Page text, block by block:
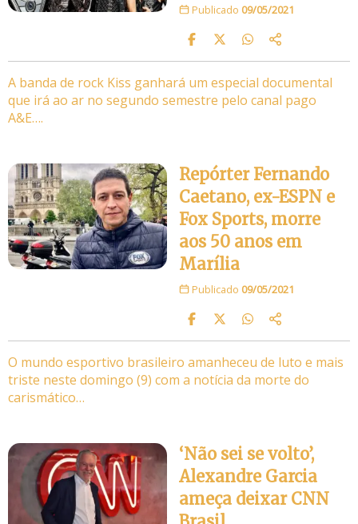
Publicado 09/05/2021
A banda de rock Kiss ganhará um especial documental
que irá ao ar no segundo semestre pelo canal pago
A&E….
Repórter Fernando
Caetano, ex-ESPN e
Fox Sports, morre
aos 50 anos em
Marília
Publicado 09/05/2021
O mundo esportivo brasileiro amanheceu de luto e mais
triste neste domingo (9) com a notícia da morte do
carismático…
‘Não sei se volto’,
Alexandre Garcia
ameça deixar CNN